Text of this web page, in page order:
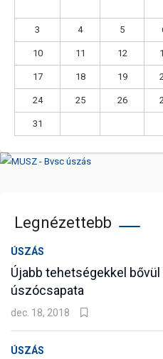
3 4 5
10 11 12
17 18 19
24 25 26
31
Legnézettebb
ÚSZÁS
Újabb tehetségekkel bővül
úszócsapata
dec. 18, 2018
ÚSZÁS